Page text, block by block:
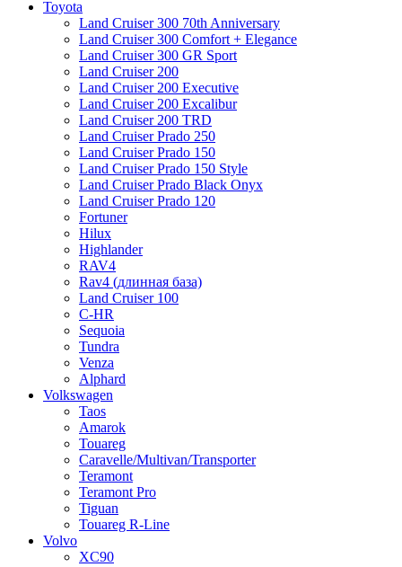
Toyota
Land Cruiser 300 70th Anniversary
Land Cruiser 300 Comfort + Elegance
Land Cruiser 300 GR Sport
Land Cruiser 200
Land Cruiser 200 Executive
Land Cruiser 200 Excalibur
Land Cruiser 200 TRD
Land Cruiser Prado 250
Land Cruiser Prado 150
Land Cruiser Prado 150 Style
Land Cruiser Prado Black Onyx
Land Cruiser Prado 120
Fortuner
Hilux
Highlander
RAV4
Rav4 (длинная база)
Land Cruiser 100
C-HR
Sequoia
Tundra
Venza
Alphard
Volkswagen
Taos
Amarok
Touareg
Caravelle/Multivan/Transporter
Teramont
Teramont Pro
Tiguan
Touareg R-Line
Volvo
XC90